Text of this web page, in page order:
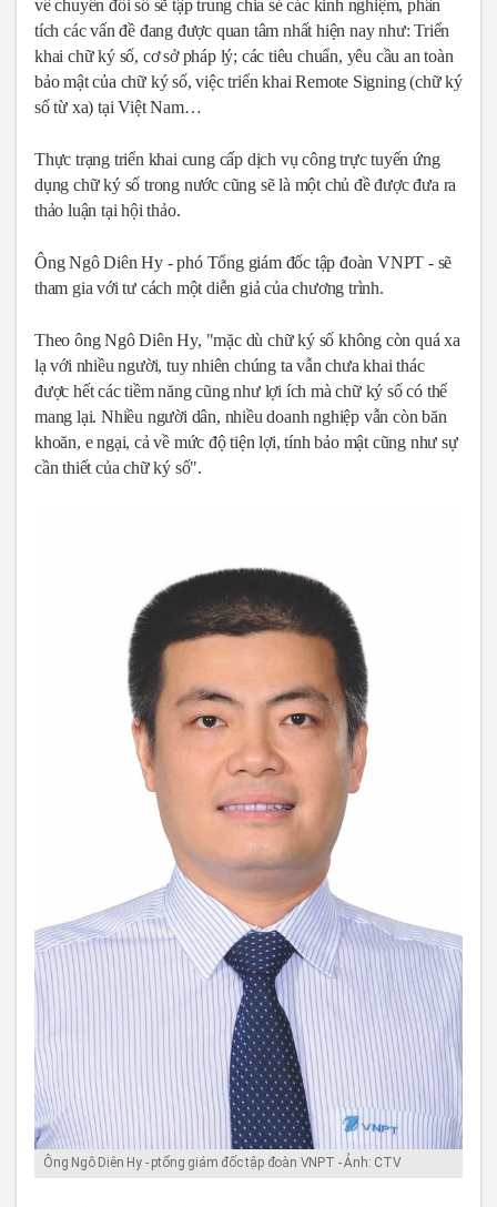
về chuyển đổi số sẽ tập trung chia sẻ các kinh nghiệm, phân
tích các vấn đề đang được quan tâm nhất hiện nay như: Triển
khai chữ ký số, cơ sở pháp lý; các tiêu chuẩn, yêu cầu an toàn
bảo mật của chữ ký số, việc triển khai Remote Signing (chữ ký
số từ xa) tại Việt Nam…
Thực trạng triển khai cung cấp dịch vụ công trực tuyến ứng
dụng chữ ký số trong nước cũng sẽ là một chủ đề được đưa ra
thảo luận tại hội thảo.
Ông Ngô Diên Hy - phó Tổng giám đốc tập đoàn VNPT - sẽ
tham gia với tư cách một diễn giả của chương trình.
Theo ông Ngô Diên Hy, "mặc dù chữ ký số không còn quá xa
lạ với nhiều người, tuy nhiên chúng ta vẫn chưa khai thác
được hết các tiềm năng cũng như lợi ích mà chữ ký số có thể
mang lại. Nhiều người dân, nhiều doanh nghiệp vẫn còn băn
khoăn, e ngại, cả về mức độ tiện lợi, tính bảo mật cũng như sự
cần thiết của chữ ký số".
Ông Ngô Diên Hy - ptổng giám đốc tập đoàn VNPT - Ảnh: CTV